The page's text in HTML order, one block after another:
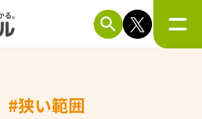
#狭い範囲